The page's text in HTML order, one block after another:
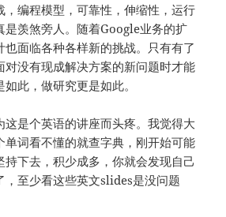
，编程模型，可靠性，伸缩性，运行
是羡煞旁人。随着Google业务的扩
也面临各种各样新的挑战。只有有了
对没有现成解决方案的新问题时才能
此，做研究更是如此。
这是个英语的讲座而头疼。我觉得大
单词看不懂的就查字典，刚开始可能
持下去，积少成多，你就会发现自己
，至少看这些英文slides是没问题